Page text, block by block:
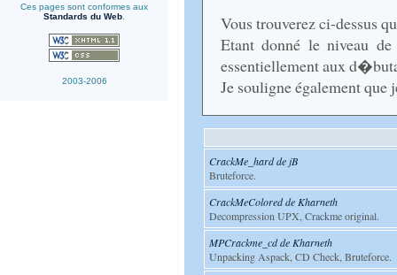
Ces pages sont conformes aux
Standards du Web
2003-2006
Vous trouverez ci-dessus
Etant donné le niveau
essentiellement aux
Je souligne également
CrackMe_hard de jB
Bruteforce.
CrackMeColored de Kharneth
Decompression UPX, Crackme original.
MPCrackme_cd de Kharneth
Unpacking Aspack, CD Check, Bruteforce.